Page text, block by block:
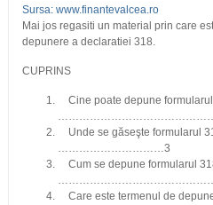
Sursa: www.finantevalcea.ro
Mai jos regasiti un material prin care
depunere a declaratiei 318.
CUPRINS
Cine poate depune
Unde se găseşte formularul
…………………………3
Cum se depune formularul
Care este termenul de